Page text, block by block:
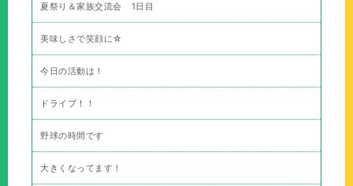
夏祭り＆家族交流会 1日目
美味しさで笑顔に☆
今日の活動は！
ドライブ！！
野球の時間です
大きくなってます！